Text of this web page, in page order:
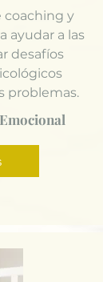
coaching y
ayudar a las
desafíos
problemas.